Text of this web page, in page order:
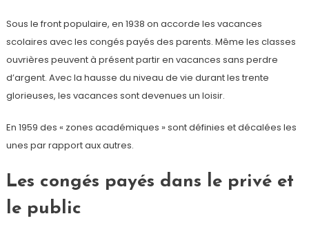
Sous le front populaire, en 1938 on accorde les vacances
scolaires avec les congés payés des parents. Même les classes
ouvrières peuvent à présent partir en vacances sans perdre
d’argent. Avec la hausse du niveau de vie durant les trente
glorieuses, les vacances sont devenues un loisir.
En 1959 des « zones académiques » sont définies et décalées les
unes par rapport aux autres.
Les congés payés dans le privé et
le public